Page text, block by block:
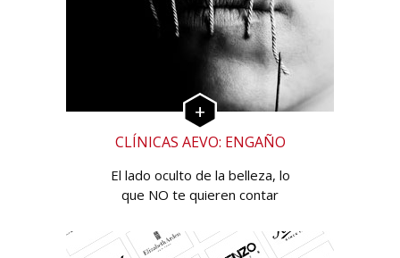
CLÍNICAS AEVO: ENGAÑO
El lado oculto de la belleza, lo
que NO te quieren contar